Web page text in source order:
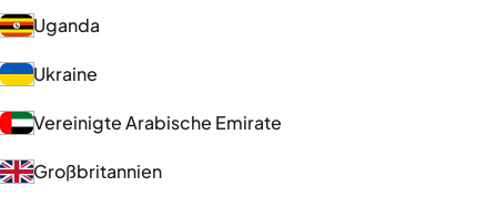
Uganda
Ukraine
Vereinigte Arabische Emirate
Großbritannien